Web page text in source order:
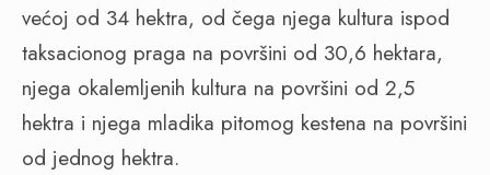
većoj od 34 hektra, od čega njega kultura ispod
taksacionog praga na površini od 30,6 hektara,
njega okalemljenih kultura na površini od 2,5
hektra i njega mladika pitomog kestena na površini
od jednog hektra.